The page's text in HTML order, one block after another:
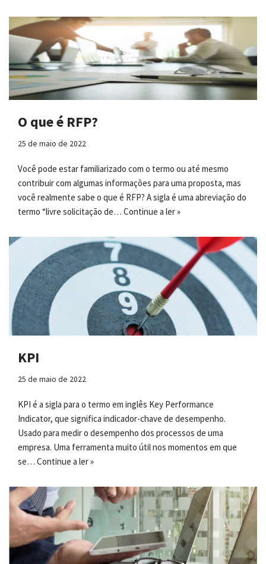
O que é RFP?
25 de maio de 2022
Você pode estar familiarizado com o termo ou até mesmo
contribuir com algumas informações para uma proposta, mas
você realmente sabe o que é RFP? A sigla é uma abreviação do
termo “livre solicitação de… Continue a ler »
KPI
25 de maio de 2022
KPI é a sigla para o termo em inglês Key Performance
Indicator, que significa indicador-chave de desempenho.
Usado para medir o desempenho dos processos de uma
empresa. Uma ferramenta muito útil nos momentos em que
se… Continue a ler »